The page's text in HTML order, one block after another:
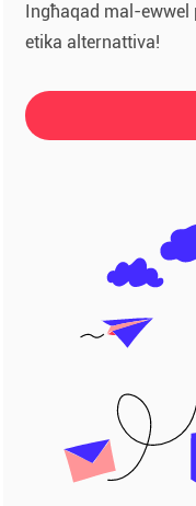
Ingħaqad mal-
etika alternattiva!